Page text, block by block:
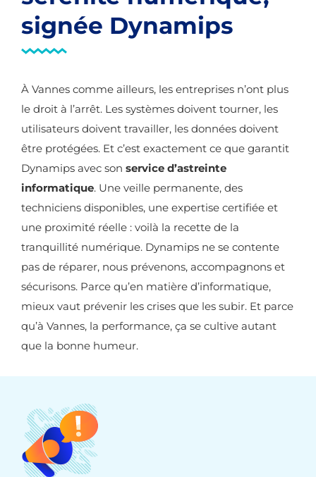
signée Dynamips
À Vannes comme ailleurs, les entreprises n’ont plus
le droit à l’arrêt. Les systèmes doivent tourner, les
utilisateurs doivent travailler, les données doivent
être protégées. Et c’est exactement ce que garantit
Dynamips avec son service d’astreinte
informatique. Une veille permanente, des
techniciens disponibles, une expertise certifiée et
une proximité réelle : voilà la recette de la
tranquillité numérique. Dynamips ne se contente
pas de réparer, nous prévenons, accompagnons et
sécurisons. Parce qu’en matière d’informatique,
mieux vaut prévenir les crises que les subir. Et parce
qu’à Vannes, la performance, ça se cultive autant
que la bonne humeur.